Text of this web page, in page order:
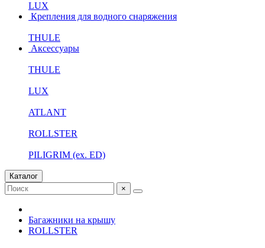
LUX
Крепления для водного снаряжения
THULE
Аксессуары
THULE
LUX
ATLANT
ROLLSTER
PILIGRIM (ex. ED)
Каталог
×
Багажники на крышу
ROLLSTER